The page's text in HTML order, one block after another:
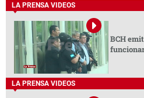
LA PRENSA VIDEOS
BCH
LA PRENSA VIDEOS